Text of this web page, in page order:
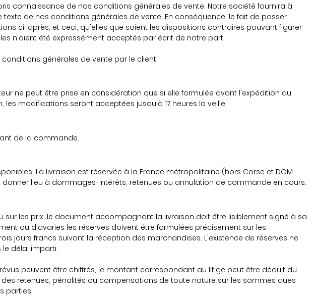
connaissance de nos conditions générales de vente. Notre société fournira à
de nos conditions générales de vente. En conséquence, le fait de passer
ci-après, et ceci, qu'elles que soient les dispositions contraires pouvant figurer
n'aient été expressément acceptés par écrit de notre part.
générales de vente par le client.
ne peut être prise en considération que si elle formulée avant l'expédition du
modifications seront acceptées jusqu'à 17 heures la veille.
de la commande.
La livraison est réservée à la France métropolitaine (hors Corse et DOM
lieu à dommages-intérêts, retenues ou annulation de commande en cours.
les prix, le document accompagnant la livraison doit être lisiblement signé à sa
ou d'avaries les réserves doivent être formulées précisement sur les
jours francs suivant la réception des marchandises. L'existence de réserves ne
délai imparti.
peuvent être chiffrés, le montant correspondant au litige peut être déduit du
retenues, pénalités ou compensations de toute nature sur les sommes dues
parties.